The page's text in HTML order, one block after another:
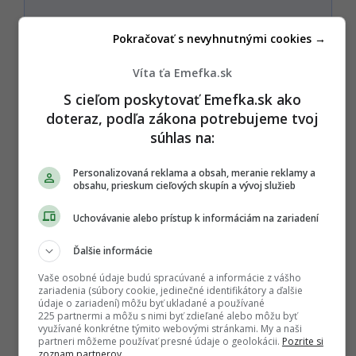
Group newsletter s obsahom a ponukami Startitup a
Zaplať jedným kliknutím
Alebo
Podmienkami používania,Všeobecnými obchodnými
podmienkamiaPodmienkami TrustPay.
Víta ťa Emefka.sk
S cieľom poskytovať Emefka.sk ako
doteraz, podľa zákona potrebujeme tvoj
súhlas na:
Personalizovaná reklama a obsah, meranie reklamy a
obsahu, prieskum cieľových skupín a vývoj služieb
Uchovávanie alebo prístup k informáciám na zariadení
Ďalšie informácie
Vaše osobné údaje budú spracúvané a informácie z vášho
zariadenia (súbory cookie, jedinečné identifikátory a ďalšie
údaje o zariadení) môžu byť ukladané a používané
225 partnermi a môžu s nimi byť zdieľané alebo môžu byť
využívané konkrétne týmito webovými stránkami. My a naši
partneri môžeme používať presné údaje o geolokácii. Pozrite si
Pokračovať s nevyhnutnými cookies →